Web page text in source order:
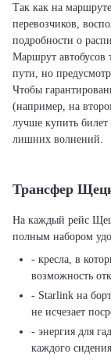
Так как на
перевозчиков,
подробности о
Маршрут автобусов
пути, но
Чтобы
(например, на
лучше купить билет
лишних волнений.
Трансфер
На каждый рейс
полным набором
- кресла, в
возможность
- Starlink на
не исчезает
- энергия для
каждого